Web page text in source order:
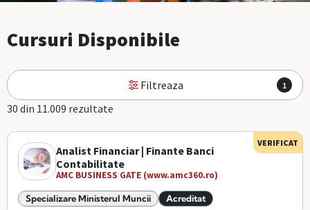
Cursuri Disponibile
Filtreaza 1
30 din 11.009 rezultate
Analist Financiar | Finante Banci
Contabilitate
AMC BUSINESS GATE (www.amc360.ro)
Specializare Ministerul Muncii Acreditat
VERIFICAT